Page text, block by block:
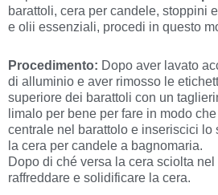
barattoli, cera per candele, stoppini
e olii essenziali, procedi in questo
Procedimento: Dopo aver lavato
di alluminio e aver rimosso le
superiore dei barattoli con un
limalo per bene per fare in modo
centrale nel barattolo e inseriscici lo
la cera per candele a bagnomaria.
Dopo di ché versa la cera sciolta
raffreddare e solidificare la cera.